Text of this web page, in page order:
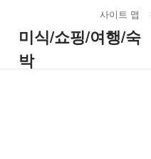
사이트 맵
미식/쇼핑/여행/숙
박